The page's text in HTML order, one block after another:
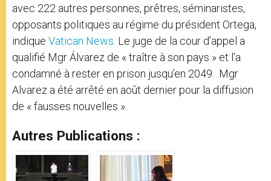
avec 222 autres personnes, prêtres, séminaristes,
opposants politiques au régime du président Ortega,
indique Vatican News . Le juge de la cour d’appel a
qualifié Mgr Álvarez de « traître à son pays » et l’a
condamné à rester en prison jusqu’en 2049. Mgr
Alvarez a été arrêté en août dernier pour la diffusion
de « fausses nouvelles ».
Autres Publications :